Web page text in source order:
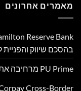
מאמרים אחרונים
בהסכם שיווק והפניית
PU Prime מרחיבה את המסחר בזהב עם השקת XAUUSD247